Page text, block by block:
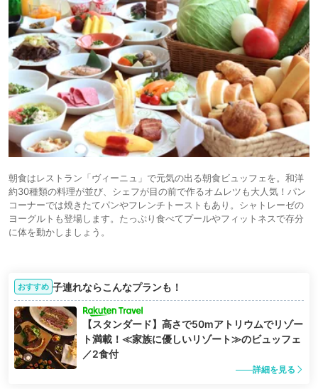
朝食はレストラン「ヴィーニュ」で元気の出る朝食ビュッフェを。和洋
約30種類の料理が並び、シェフが目の前で作るオムレツも大人気！パン
コーナーでは焼きたてパンやフレンチトーストもあり。シャトレーゼの
ヨーグルトも登場します。たっぷり食べてプールやフィットネスで存分
に体を動かしましょう。
おすすめ 子連れならこんなプランも！
【スタンダード】高さで50mアトリウムでリゾー
ト満載！≪家族に優しいリゾート≫のビュッフェ
／2食付
詳細を見る